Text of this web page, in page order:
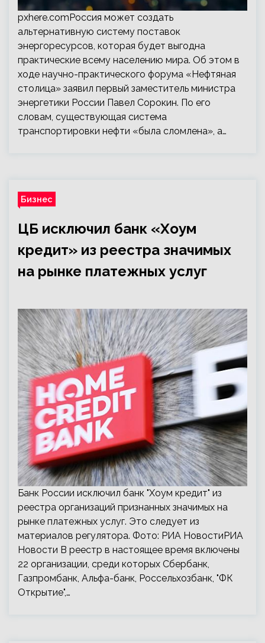
pxhere.comРоссия может создать
альтернативную систему поставок
энергоресурсов, которая будет выгодна
практические всему населению мира. Об этом в
ходе научно-практического форума «Нефтяная
столица» заявил первый заместитель министра
энергетики России Павел Сорокин. По его
словам, существующая система
транспортировки нефти «была сломлена», а…
Бизнес
ЦБ исключил банк «Хоум
кредит» из реестра значимых
на рынке платежных услуг
Банк России исключил банк "Хоум кредит" из
реестра организаций признанных значимых на
рынке платежных услуг. Это следует из
материалов регулятора. Фото: РИА НовостиРИА
Новости В реестр в настоящее время включены
22 организации, среди которых Сбербанк,
Газпромбанк, Альфа-банк, Россельхозбанк, "ФК
Открытие",…